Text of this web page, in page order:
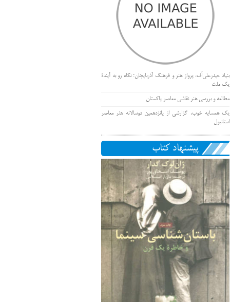
بنیاد حیدرعلی‌اُف، پرواز هنر و فرهنگ آذربایجان؛ نگاه رو به آیندۀ
یک ملت
مطالعه و بررسی هنر نقاشی معاصر پاکستان
یک همسایه خوب، گزارشی از پانزدهمین دوسالانه هنر معاصر
استانبول
پیشنهاد کتاب